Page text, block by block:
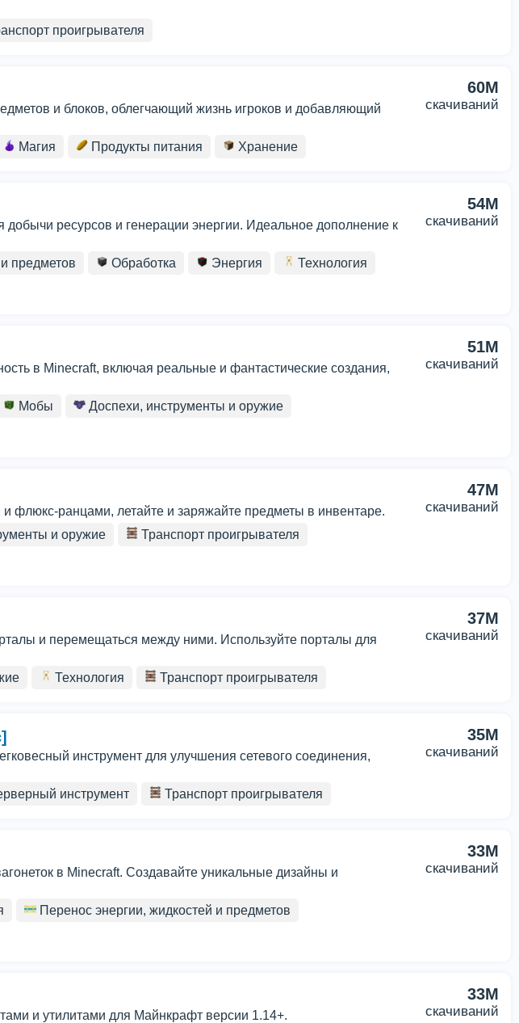
проигрывателя
и блоков, облегчающий жизнь игроков и добавляющий
Магия Продукты питания Хранение
60M
скачиваний
ресурсов и генерации энергии. Идеальное дополнение к
предметов
Обработка Энергия
Технология
54M
скачиваний
в Minecraft, включая реальные и фантастические создания,
Мобы
Доспехи, инструменты и оружие
51M
скачиваний
флюкс-ранцами, летайте и заряжайте предметы в инвентаре.
и оружие
Транспорт проигрывателя
47M
скачиваний
и перемещаться между ними. Используйте порталы для
Технология Транспорт проигрывателя
37M
скачиваний
инструмент для улучшения сетевого соединения,
инструмент Транспорт проигрывателя
35M
скачиваний
в Minecraft. Создавайте уникальные дизайны и
Перенос энергии, жидкостей и предметов
33M
скачиваний
и утилитами для Майнкрафт версии 1.14+.
33M
скачиваний